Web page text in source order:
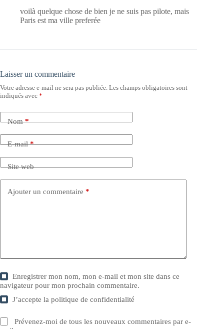
voilà quelque chose de bien je ne suis pas pilote, mais
Paris est ma ville preferée
Laisser un commentaire
Votre adresse e-mail ne sera pas publiée. Les champs obligatoires sont
indiqués avec *
Nom*
E-mail*
Site web
Ajouter un commentaire *
Enregistrer mon nom, mon e-mail et mon site dans ce
navigateur pour mon prochain commentaire.
J’accepte lapolitique de confidentialité
Prévenez-moi de tous les nouveaux commentaires par e-